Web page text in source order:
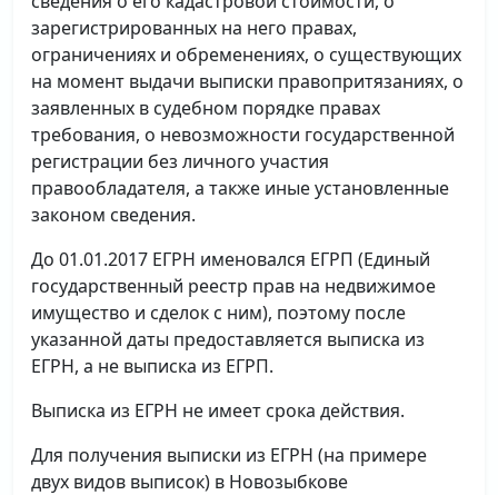
зарегистрированных на него правах,
ограничениях и обременениях, о существующих
на момент выдачи выписки правопритязаниях, о
заявленных в судебном порядке правах
требования, о невозможности государственной
регистрации без личного участия
правообладателя, а также иные установленные
законом сведения.
До 01.01.2017 ЕГРН именовался ЕГРП (Единый
государственный реестр прав на недвижимое
имущество и сделок с ним), поэтому после
указанной даты предоставляется выписка из
ЕГРН, а не выписка из ЕГРП.
Выписка из ЕГРН не имеет срока действия.
Для получения выписки из ЕГРН (на примере
двух видов выписок) в Новозыбкове